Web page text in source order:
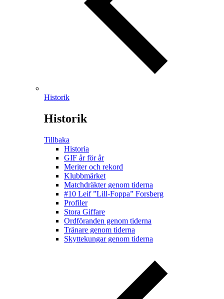
Historik
Historik
Tillbaka
Historia
GIF år för år
Meriter och rekord
Klubbmärket
Matchdräkter genom tiderna
#10 Leif ”Lill-Foppa” Forsberg
Profiler
Stora Giffare
Ordföranden genom tiderna
Tränare genom tiderna
Skyttekungar genom tiderna